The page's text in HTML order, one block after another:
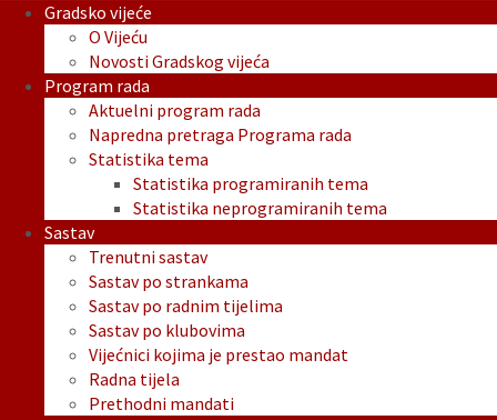
Gradsko vijeće
O Vijeću
Novosti Gradskog vijeća
Program rada
Aktuelni program rada
Napredna pretraga Programa rada
Statistika tema
Statistika programiranih tema
Statistika neprogramiranih tema
Sastav
Trenutni sastav
Sastav po strankama
Sastav po radnim tijelima
Sastav po klubovima
Vijećnici kojima je prestao mandat
Radna tijela
Prethodni mandati